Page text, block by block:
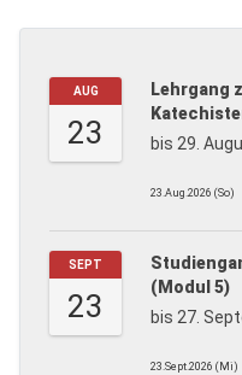
AUG
23
Lehrgang
bis 29.
23.Aug.2026 (So)
SEPT
23
(Modul 5)
bis 27.
23.Sept.2026 (Mi)